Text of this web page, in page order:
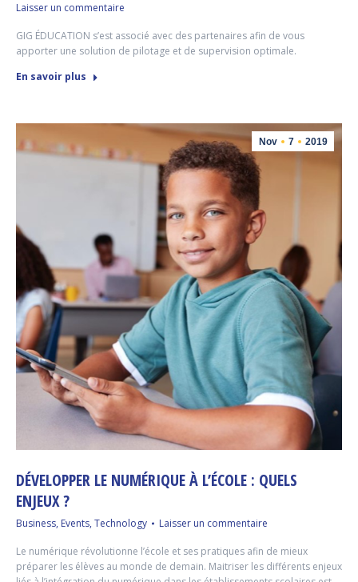
Laisser un commentaire
GIG ÉDUCATION s’est associé avec des partenaires afin de vous
apporter une solution de pilotage et de supervision optimale.
En savoir plus
Nov 7 2019
DÉVELOPPER LE NUMÉRIQUE À L’ÉCOLE : QUELS
ENJEUX ?
Business, Events, Technology Laisser un commentaire
Le numérique révolutionne l’école et ses pratiques afin de mieux
préparer les élèves au monde de demain. Maitriser les différents enjeux